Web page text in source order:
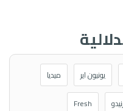
يونيون اير ميديا
Fresh